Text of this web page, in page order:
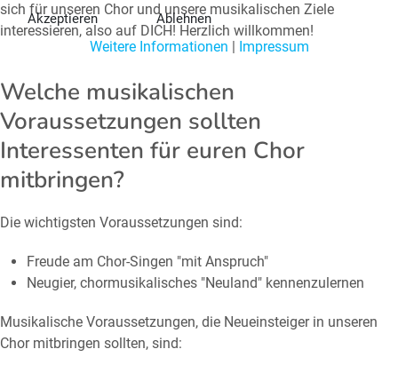
sich für unseren Chor und unsere musikalischen Ziele
interessieren, also auf DICH! Herzlich willkommen!
Welche musikalischen
Voraussetzungen sollten
Interessenten für euren Chor
mitbringen?
Die wichtigsten Voraussetzungen sind:
Freude am Chor-Singen "mit Anspruch"
Neugier, chormusikalisches "Neuland" kennenzulernen
Musikalische Voraussetzungen, die Neueinsteiger in unseren
Chor mitbringen sollten, sind:
Akzeptieren Ablehnen
Weitere Informationen | Impressum